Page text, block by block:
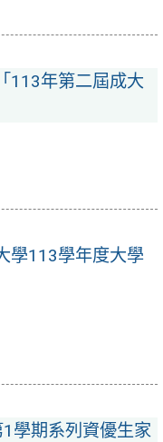
113年第二屆成大
學113學年度大學
學期系列資優生家